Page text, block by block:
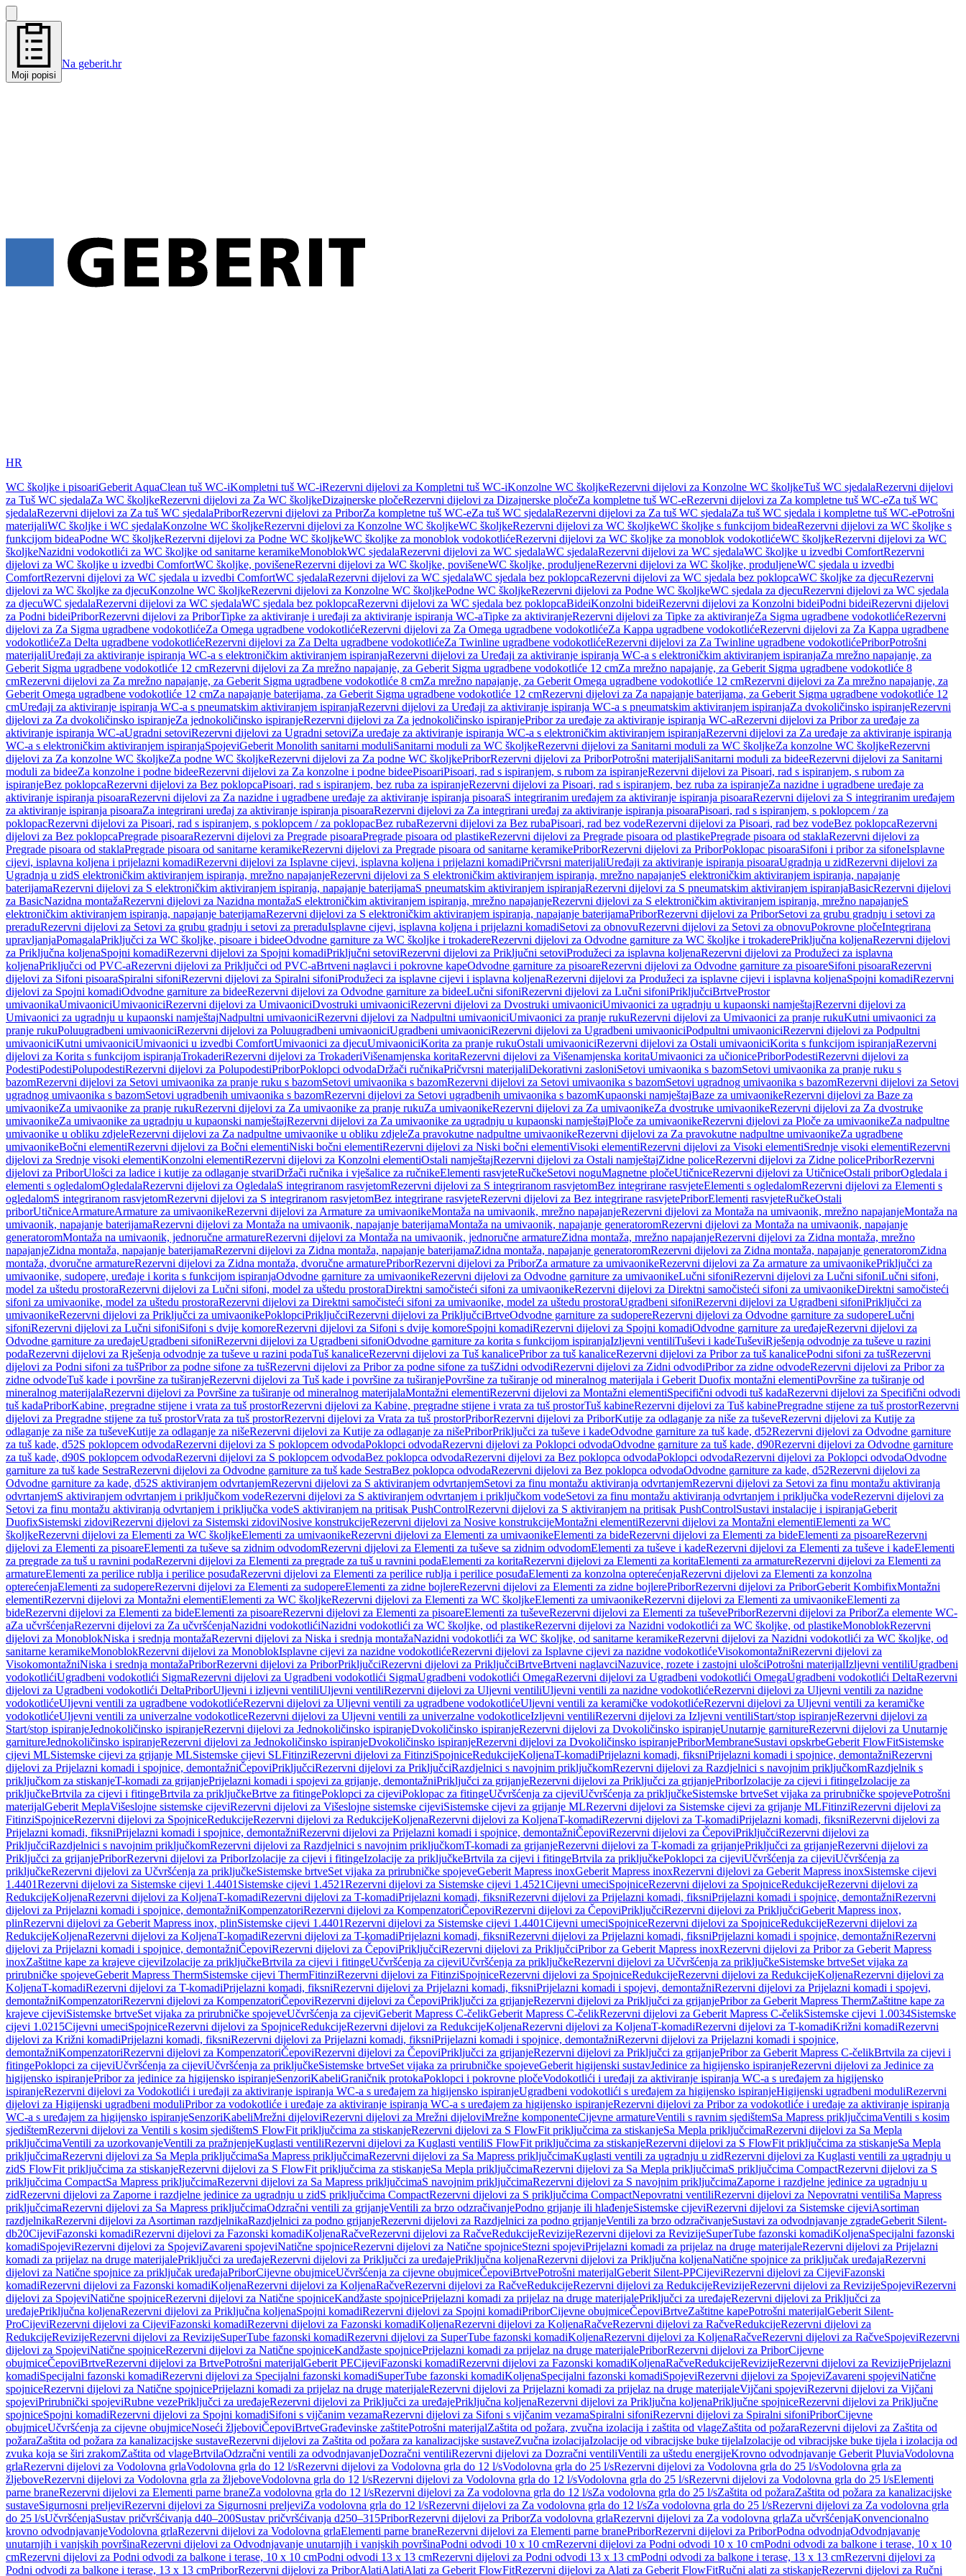
Moji popisi
Na geberit.hr
HR
WC školjke i pisoariGeberit AquaClean tuš WC-iKompletni tuš WC-iRezervni dijelovi za Kompletni tuš WC-iKonzolne WC školjkeRezervni dijelovi za Konzolne WC školjkeTuš WC sjedalaRezervni dijelovi
za Tuš WC sjedalaZa WC školjkeRezervni dijelovi za Za WC školjkeDizajnerske pločeRezervni dijelovi za Dizajnerske pločeZa kompletne tuš WC-eRezervni dijelovi za Za kompletne tuš WC-eZa tuš WC
sjedalaRezervni dijelovi za Za tuš WC sjedalaPriborRezervni dijelovi za PriborZa kompletne tuš WC-eZa tuš WC sjedalaRezervni dijelovi za Za tuš WC sjedalaZa tuš WC sjedala i kompletne tuš WC-ePotrošni
materijaliWC školjke i WC sjedalaKonzolne WC školjkeRezervni dijelovi za Konzolne WC školjkeWC školjkeRezervni dijelovi za WC školjkeWC školjke s funkcijom bideaRezervni dijelovi za WC školjke s
funkcijom bideaPodne WC školjkeRezervni dijelovi za Podne WC školjkeWC školjke za monoblok vodokotlićeRezervni dijelovi za WC školjke za monoblok vodokotlićeWC školjkeRezervni dijelovi za WC
školjkeNazidni vodokotlići za WC školjke od sanitarne keramikeMonoblokWC sjedalaRezervni dijelovi za WC sjedalaWC sjedalaRezervni dijelovi za WC sjedalaWC školjke u izvedbi ComfortRezervni
dijelovi za WC školjke u izvedbi ComfortWC školjke, povišeneRezervni dijelovi za WC školjke, povišeneWC školjke, produljeneRezervni dijelovi za WC školjke, produljeneWC sjedala u izvedbi
ComfortRezervni dijelovi za WC sjedala u izvedbi ComfortWC sjedalaRezervni dijelovi za WC sjedalaWC sjedala bez poklopcaRezervni dijelovi za WC sjedala bez poklopcaWC školjke za djecuRezervni
dijelovi za WC školjke za djecuKonzolne WC školjkeRezervni dijelovi za Konzolne WC školjkePodne WC školjkeRezervni dijelovi za Podne WC školjkeWC sjedala za djecuRezervni dijelovi za WC sjedala
za djecuWC sjedalaRezervni dijelovi za WC sjedalaWC sjedala bez poklopcaRezervni dijelovi za WC sjedala bez poklopcaBideiKonzolni bideiRezervni dijelovi za Konzolni bideiPodni bideiRezervni dijelovi
za Podni bideiPriborRezervni dijelovi za PriborTipke za aktiviranje i uređaji za aktiviranje ispiranja WC-aTipke za aktiviranjeRezervni dijelovi za Tipke za aktiviranjeZa Sigma ugradbene vodokotlićeRezervni
dijelovi za Za Sigma ugradbene vodokotlićeZa Omega ugradbene vodokotlićeRezervni dijelovi za Za Omega ugradbene vodokotlićeZa Kappa ugradbene vodokotlićeRezervni dijelovi za Za Kappa ugradbene
vodokotlićeZa Delta ugradbene vodokotlićeRezervni dijelovi za Za Delta ugradbene vodokotlićeZa Twinline ugradbene vodokotlićeRezervni dijelovi za Za Twinline ugradbene vodokotlićePriborPotrošni
materijaliUređaji za aktiviranje ispiranja WC-a s elektroničkim aktiviranjem ispiranjaRezervni dijelovi za Uređaji za aktiviranje ispiranja WC-a s elektroničkim aktiviranjem ispiranjaZa mrežno napajanje, za
Geberit Sigma ugradbene vodokotliće 12 cmRezervni dijelovi za Za mrežno napajanje, za Geberit Sigma ugradbene vodokotliće 12 cmZa mrežno napajanje, za Geberit Sigma ugradbene vodokotliće 8
cmRezervni dijelovi za Za mrežno napajanje, za Geberit Sigma ugradbene vodokotliće 8 cmZa mrežno napajanje, za Geberit Omega ugradbene vodokotliće 12 cmRezervni dijelovi za Za mrežno napajanje, za
Geberit Omega ugradbene vodokotliće 12 cmZa napajanje baterijama, za Geberit Sigma ugradbene vodokotliće 12 cmRezervni dijelovi za Za napajanje baterijama, za Geberit Sigma ugradbene vodokotliće 12
cmUređaji za aktiviranje ispiranja WC-a s pneumatskim aktiviranjem ispiranjaRezervni dijelovi za Uređaji za aktiviranje ispiranja WC-a s pneumatskim aktiviranjem ispiranjaZa dvokoličinsko ispiranjeRezervni
dijelovi za Za dvokoličinsko ispiranjeZa jednokoličinsko ispiranjeRezervni dijelovi za Za jednokoličinsko ispiranjePribor za uređaje za aktiviranje ispiranja WC-aRezervni dijelovi za Pribor za uređaje za
aktiviranje ispiranja WC-aUgradni setoviRezervni dijelovi za Ugradni setoviZa uređaje za aktiviranje ispiranja WC-a s elektroničkim aktiviranjem ispiranjaRezervni dijelovi za Za uređaje za aktiviranje ispiranja
WC-a s elektroničkim aktiviranjem ispiranjaSpojeviGeberit Monolith sanitarni moduliSanitarni moduli za WC školjkeRezervni dijelovi za Sanitarni moduli za WC školjkeZa konzolne WC školjkeRezervni
dijelovi za Za konzolne WC školjkeZa podne WC školjkeRezervni dijelovi za Za podne WC školjkePriborRezervni dijelovi za PriborPotrošni materijaliSanitarni moduli za bideeRezervni dijelovi za Sanitarni
moduli za bideeZa konzolne i podne bideeRezervni dijelovi za Za konzolne i podne bideePisoariPisoari, rad s ispiranjem, s rubom za ispiranjeRezervni dijelovi za Pisoari, rad s ispiranjem, s rubom za
ispiranjeBez poklopcaRezervni dijelovi za Bez poklopcaPisoari, rad s ispiranjem, bez ruba za ispiranjeRezervni dijelovi za Pisoari, rad s ispiranjem, bez ruba za ispiranjeZa nazidne i ugradbene uređaje za
aktiviranje ispiranja pisoaraRezervni dijelovi za Za nazidne i ugradbene uređaje za aktiviranje ispiranja pisoaraS integriranim uređajem za aktiviranje ispiranja pisoaraRezervni dijelovi za S integriranim uređajem
za aktiviranje ispiranja pisoaraZa integrirani uređaj za aktiviranje ispiranja pisoaraRezervni dijelovi za Za integrirani uređaj za aktiviranje ispiranja pisoaraPisoari, rad s ispiranjem, s poklopcem / za
poklopacRezervni dijelovi za Pisoari, rad s ispiranjem, s poklopcem / za poklopacBez rubaRezervni dijelovi za Bez rubaPisoari, rad bez vodeRezervni dijelovi za Pisoari, rad bez vodeBez poklopcaRezervni
dijelovi za Bez poklopcaPregrade pisoaraRezervni dijelovi za Pregrade pisoaraPregrade pisoara od plastikeRezervni dijelovi za Pregrade pisoara od plastikePregrade pisoara od staklaRezervni dijelovi za
Pregrade pisoara od staklaPregrade pisoara od sanitarne keramikeRezervni dijelovi za Pregrade pisoara od sanitarne keramikePriborRezervni dijelovi za PriborPoklopac pisoaraSifoni i pribor za sifoneIsplavne
cijevi, isplavna koljena i prijelazni komadiRezervni dijelovi za Isplavne cijevi, isplavna koljena i prijelazni komadiPričvrsni materijaliUređaji za aktiviranje ispiranja pisoaraUgradnja u zidRezervni dijelovi za
Ugradnja u zidS elektroničkim aktiviranjem ispiranja, mrežno napajanjeRezervni dijelovi za S elektroničkim aktiviranjem ispiranja, mrežno napajanjeS elektroničkim aktiviranjem ispiranja, napajanje
baterijamaRezervni dijelovi za S elektroničkim aktiviranjem ispiranja, napajanje baterijamaS pneumatskim aktiviranjem ispiranjaRezervni dijelovi za S pneumatskim aktiviranjem ispiranjaBasicRezervni dijelovi
za BasicNazidna montažaRezervni dijelovi za Nazidna montažaS elektroničkim aktiviranjem ispiranja, mrežno napajanjeRezervni dijelovi za S elektroničkim aktiviranjem ispiranja, mrežno napajanjeS
elektroničkim aktiviranjem ispiranja, napajanje baterijamaRezervni dijelovi za S elektroničkim aktiviranjem ispiranja, napajanje baterijamaPriborRezervni dijelovi za PriborSetovi za grubu gradnju i setovi za
preraduRezervni dijelovi za Setovi za grubu gradnju i setovi za preraduIsplavne cijevi, isplavna koljena i prijelazni komadiSetovi za obnovuRezervni dijelovi za Setovi za obnovuPokrovne pločeIntegrirana
upravljanjaPomagalaPriključci za WC školjke, pisoare i bideeOdvodne garniture za WC školjke i trokadereRezervni dijelovi za Odvodne garniture za WC školjke i trokaderePriključna koljenaRezervni dijelovi
za Priključna koljenaSpojni komadiRezervni dijelovi za Spojni komadiPriključni setoviRezervni dijelovi za Priključni setoviProdužeci za isplavna koljenaRezervni dijelovi za Produžeci za isplavna
koljenaPriključci od PVC-aRezervni dijelovi za Priključci od PVC-aBrtveni naglavci i pokrovne kapeOdvodne garniture za pisoareRezervni dijelovi za Odvodne garniture za pisoareSifoni pisoaraRezervni
dijelovi za Sifoni pisoaraSpiralni sifoniRezervni dijelovi za Spiralni sifoniProdužeci za isplavne cijevi i isplavna koljenaRezervni dijelovi za Produžeci za isplavne cijevi i isplavna koljenaSpojni komadiRezervni
dijelovi za Spojni komadiOdvodne garniture za bideeRezervni dijelovi za Odvodne garniture za bideeLučni sifoniRezervni dijelovi za Lučni sifoniPriključciBrtveProstor
umivaonikaUmivaoniciUmivaoniciRezervni dijelovi za UmivaoniciDvostruki umivaoniciRezervni dijelovi za Dvostruki umivaoniciUmivaonici za ugradnju u kupaonski namještajRezervni dijelovi za
Umivaonici za ugradnju u kupaonski namještajNadpultni umivaoniciRezervni dijelovi za Nadpultni umivaoniciUmivaonici za pranje rukuRezervni dijelovi za Umivaonici za pranje rukuKutni umivaonici za
pranje rukuPoluugradbeni umivaoniciRezervni dijelovi za Poluugradbeni umivaoniciUgradbeni umivaoniciRezervni dijelovi za Ugradbeni umivaoniciPodpultni umivaoniciRezervni dijelovi za Podpultni
umivaoniciKutni umivaoniciUmivaonici u izvedbi ComfortUmivaonici za djecuUmivaoniciKorita za pranje rukuOstali umivaoniciRezervni dijelovi za Ostali umivaoniciKorita s funkcijom ispiranjaRezervni
dijelovi za Korita s funkcijom ispiranjaTrokaderiRezervni dijelovi za TrokaderiVišenamjenska koritaRezervni dijelovi za Višenamjenska koritaUmivaonici za učionicePriborPodestiRezervni dijelovi za
PodestiPodestiPolupodestiRezervni dijelovi za PolupodestiPriborPoklopci odvodaDržači ručnikaPričvrsni materijaliDekorativni zasloniSetovi umivaonika s bazomSetovi umivaonika za pranje ruku s
bazomRezervni dijelovi za Setovi umivaonika za pranje ruku s bazomSetovi umivaonika s bazomRezervni dijelovi za Setovi umivaonika s bazomSetovi ugradnog umivaonika s bazomRezervni dijelovi za Setovi
ugradnog umivaonika s bazomSetovi ugradbenih umivaonika s bazomRezervni dijelovi za Setovi ugradbenih umivaonika s bazomKupaonski namještajBaze za umivaonikeRezervni dijelovi za Baze za
umivaonikeZa umivaonike za pranje rukuRezervni dijelovi za Za umivaonike za pranje rukuZa umivaonikeRezervni dijelovi za Za umivaonikeZa dvostruke umivaonikeRezervni dijelovi za Za dvostruke
umivaonikeZa umivaonike za ugradnju u kupaonski namještajRezervni dijelovi za Za umivaonike za ugradnju u kupaonski namještajPloče za umivaonikeRezervni dijelovi za Ploče za umivaonikeZa nadpultne
umivaonike u obliku zdjeleRezervni dijelovi za Za nadpultne umivaonike u obliku zdjeleZa pravokutne nadpultne umivaonikeRezervni dijelovi za Za pravokutne nadpultne umivaonikeZa ugradbene
umivaonikeBočni elementiRezervni dijelovi za Bočni elementiNiski bočni elementiRezervni dijelovi za Niski bočni elementiVisoki elementiRezervni dijelovi za Visoki elementiSrednje visoki elementiRezervni
dijelovi za Srednje visoki elementiKonzolni elementiRezervni dijelovi za Konzolni elementiOstali namještajRezervni dijelovi za Ostali namještajZidne policeRezervni dijelovi za Zidne policePriborRezervni
dijelovi za PriborUlošci za ladice i kutije za odlaganje stvariDržači ručnika i vješalice za ručnikeElementi rasvjeteRučkeSetovi noguMagnetne pločeUtičniceRezervni dijelovi za UtičniceOstali priborOgledala i
elementi s ogledalomOgledalaRezervni dijelovi za OgledalaS integriranom rasvjetomRezervni dijelovi za S integriranom rasvjetomBez integrirane rasvjeteElementi s ogledalomRezervni dijelovi za Elementi s
ogledalomS integriranom rasvjetomRezervni dijelovi za S integriranom rasvjetomBez integrirane rasvjeteRezervni dijelovi za Bez integrirane rasvjetePriborElementi rasvjeteRučkeOstali
priborUtičniceArmatureArmature za umivaonikeRezervni dijelovi za Armature za umivaonikeMontaža na umivaonik, mrežno napajanjeRezervni dijelovi za Montaža na umivaonik, mrežno napajanjeMontaža na
umivaonik, napajanje baterijamaRezervni dijelovi za Montaža na umivaonik, napajanje baterijamaMontaža na umivaonik, napajanje generatoromRezervni dijelovi za Montaža na umivaonik, napajanje
generatoromMontaža na umivaonik, jednoručne armatureRezervni dijelovi za Montaža na umivaonik, jednoručne armatureZidna montaža, mrežno napajanjeRezervni dijelovi za Zidna montaža, mrežno
napajanjeZidna montaža, napajanje baterijamaRezervni dijelovi za Zidna montaža, napajanje baterijamaZidna montaža, napajanje generatoromRezervni dijelovi za Zidna montaža, napajanje generatoromZidna
montaža, dvoručne armatureRezervni dijelovi za Zidna montaža, dvoručne armaturePriborRezervni dijelovi za PriborZa armature za umivaonikeRezervni dijelovi za Za armature za umivaonikePriključci za
umivaonike, sudopere, uređaje i korita s funkcijom ispiranjaOdvodne garniture za umivaonikeRezervni dijelovi za Odvodne garniture za umivaonikeLučni sifoniRezervni dijelovi za Lučni sifoniLučni sifoni,
model za uštedu prostoraRezervni dijelovi za Lučni sifoni, model za uštedu prostoraDirektni samočisteći sifoni za umivaonikeRezervni dijelovi za Direktni samočisteći sifoni za umivaonikeDirektni samočisteći
sifoni za umivaonike, model za uštedu prostoraRezervni dijelovi za Direktni samočisteći sifoni za umivaonike, model za uštedu prostoraUgradbeni sifoniRezervni dijelovi za Ugradbeni sifoniPriključci za
umivaonikeRezervni dijelovi za Priključci za umivaonikePoklopciPriključciRezervni dijelovi za PriključciBrtveOdvodne garniture za sudopereRezervni dijelovi za Odvodne garniture za sudopereLučni
sifoniRezervni dijelovi za Lučni sifoniSifoni s dvije komoreRezervni dijelovi za Sifoni s dvije komoreSpojni komadiRezervni dijelovi za Spojni komadiOdvodne garniture za uređajeRezervni dijelovi za
Odvodne garniture za uređajeUgradbeni sifoniRezervni dijelovi za Ugradbeni sifoniOdvodne garniture za korita s funkcijom ispiranjaIzljevni ventiliTuševi i kadeTuševiRješenja odvodnje za tuševe u razini
podaRezervni dijelovi za Rješenja odvodnje za tuševe u razini podaTuš kanaliceRezervni dijelovi za Tuš kanalicePribor za tuš kanaliceRezervni dijelovi za Pribor za tuš kanalicePodni sifoni za tušRezervni
dijelovi za Podni sifoni za tušPribor za podne sifone za tušRezervni dijelovi za Pribor za podne sifone za tušZidni odvodiRezervni dijelovi za Zidni odvodiPribor za zidne odvodeRezervni dijelovi za Pribor za
zidne odvodeTuš kade i površine za tuširanjeRezervni dijelovi za Tuš kade i površine za tuširanjePovršine za tuširanje od mineralnog materijala i Geberit Duofix montažni elementiPovršine za tuširanje od
mineralnog materijalaRezervni dijelovi za Površine za tuširanje od mineralnog materijalaMontažni elementiRezervni dijelovi za Montažni elementiSpecifični odvodi tuš kadaRezervni dijelovi za Specifični odvodi
tuš kadaPriborKabine, pregradne stijene i vrata za tuš prostorRezervni dijelovi za Kabine, pregradne stijene i vrata za tuš prostorTuš kabineRezervni dijelovi za Tuš kabinePregradne stijene za tuš prostorRezervni
dijelovi za Pregradne stijene za tuš prostorVrata za tuš prostorRezervni dijelovi za Vrata za tuš prostorPriborRezervni dijelovi za PriborKutije za odlaganje za niše za tuševeRezervni dijelovi za Kutije za
odlaganje za niše za tuševeKutije za odlaganje za nišeRezervni dijelovi za Kutije za odlaganje za nišePriborPriključci za tuševe i kadeOdvodne garniture za tuš kade, d52Rezervni dijelovi za Odvodne garniture
za tuš kade, d52S poklopcem odvodaRezervni dijelovi za S poklopcem odvodaPoklopci odvodaRezervni dijelovi za Poklopci odvodaOdvodne garniture za tuš kade, d90Rezervni dijelovi za Odvodne garniture
za tuš kade, d90S poklopcem odvodaRezervni dijelovi za S poklopcem odvodaBez poklopca odvodaRezervni dijelovi za Bez poklopca odvodaPoklopci odvodaRezervni dijelovi za Poklopci odvodaOdvodne
garniture za tuš kade SestraRezervni dijelovi za Odvodne garniture za tuš kade SestraBez poklopca odvodaRezervni dijelovi za Bez poklopca odvodaOdvodne garniture za kade, d52Rezervni dijelovi za
Odvodne garniture za kade, d52S aktiviranjem odvrtanjemRezervni dijelovi za S aktiviranjem odvrtanjemSetovi za finu montažu aktiviranja odvrtanjemRezervni dijelovi za Setovi za finu montažu aktiviranja
odvrtanjemS aktiviranjem odvrtanjem i priključkom vodeRezervni dijelovi za S aktiviranjem odvrtanjem i priključkom vodeSetovi za finu montažu aktiviranja odvrtanjem i priključka vodeRezervni dijelovi za
Setovi za finu montažu aktiviranja odvrtanjem i priključka vodeS aktiviranjem na pritisak PushControlRezervni dijelovi za S aktiviranjem na pritisak PushControlSustavi instalacije i ispiranjaGeberit
DuofixSistemski zidoviRezervni dijelovi za Sistemski zidoviNosive konstrukcijeRezervni dijelovi za Nosive konstrukcijeMontažni elementiRezervni dijelovi za Montažni elementiElementi za WC
školjkeRezervni dijelovi za Elementi za WC školjkeElementi za umivaonikeRezervni dijelovi za Elementi za umivaonikeElementi za bideRezervni dijelovi za Elementi za bideElementi za pisoareRezervni
dijelovi za Elementi za pisoareElementi za tuševe sa zidnim odvodomRezervni dijelovi za Elementi za tuševe sa zidnim odvodomElementi za tuševe i kadeRezervni dijelovi za Elementi za tuševe i kadeElementi
za pregrade za tuš u ravnini podaRezervni dijelovi za Elementi za pregrade za tuš u ravnini podaElementi za koritaRezervni dijelovi za Elementi za koritaElementi za armatureRezervni dijelovi za Elementi za
armatureElementi za perilice rublja i perilice posuđaRezervni dijelovi za Elementi za perilice rublja i perilice posuđaElementi za konzolna opterećenjaRezervni dijelovi za Elementi za konzolna
opterećenjaElementi za sudopereRezervni dijelovi za Elementi za sudopereElementi za zidne bojlereRezervni dijelovi za Elementi za zidne bojlerePriborRezervni dijelovi za PriborGeberit KombifixMontažni
elementiRezervni dijelovi za Montažni elementiElementi za WC školjkeRezervni dijelovi za Elementi za WC školjkeElementi za umivaonikeRezervni dijelovi za Elementi za umivaonikeElementi za
bideRezervni dijelovi za Elementi za bideElementi za pisoareRezervni dijelovi za Elementi za pisoareElementi za tuševeRezervni dijelovi za Elementi za tuševePriborRezervni dijelovi za PriborZa elemente WC-
aZa učvršćenjaRezervni dijelovi za Za učvršćenjaNazidni vodokotlićiNazidni vodokotlići za WC školjke, od plastikeRezervni dijelovi za Nazidni vodokotlići za WC školjke, od plastikeMonoblokRezervni
dijelovi za MonoblokNiska i srednja montažaRezervni dijelovi za Niska i srednja montažaNazidni vodokotlići za WC školjke, od sanitarne keramikeRezervni dijelovi za Nazidni vodokotlići za WC školjke, od
sanitarne keramikeMonoblokRezervni dijelovi za MonoblokIsplavne cijevi za nazidne vodokotlićeRezervni dijelovi za Isplavne cijevi za nazidne vodokotlićeVisokomontažniRezervni dijelovi za
VisokomontažniNiska i srednja montažaPriborRezervni dijelovi za PriborPriključciRezervni dijelovi za PriključciBrtveBrtveni naglavciNazuvice, rozete i zastojni ulošciPotrošni materijalIzljevni ventiliUgradbeni
vodokotlićiUgradbeni vodokotlići SigmaRezervni dijelovi za Ugradbeni vodokotlići SigmaUgradbeni vodokotlići OmegaRezervni dijelovi za Ugradbeni vodokotlići OmegaUgradbeni vodokotlići DeltaRezervni
dijelovi za Ugradbeni vodokotlići DeltaPriborUljevni i izljevni ventiliUljevni ventiliRezervni dijelovi za Uljevni ventiliUljevni ventili za nazidne vodokotlićeRezervni dijelovi za Uljevni ventili za nazidne
vodokotlićeUljevni ventili za ugradbene vodokotlićeRezervni dijelovi za Uljevni ventili za ugradbene vodokotlićeUljevni ventili za keramičke vodokotlićeRezervni dijelovi za Uljevni ventili za keramičke
vodokotlićeUljevni ventili za univerzalne vodokotliceRezervni dijelovi za Uljevni ventili za univerzalne vodokotliceIzljevni ventiliRezervni dijelovi za Izljevni ventiliStart/stop ispiranjeRezervni dijelovi za
Start/stop ispiranjeJednokoličinsko ispiranjeRezervni dijelovi za Jednokoličinsko ispiranjeDvokoličinsko ispiranjeRezervni dijelovi za Dvokoličinsko ispiranjeUnutarnje garnitureRezervni dijelovi za Unutarnje
garnitureJednokoličinsko ispiranjeRezervni dijelovi za Jednokoličinsko ispiranjeDvokoličinsko ispiranjeRezervni dijelovi za Dvokoličinsko ispiranjePriborMembraneSustavi opskrbeGeberit FlowFitSistemske
cijevi MLSistemske cijevi za grijanje MLSistemske cijevi SLFitinziRezervni dijelovi za FitinziSpojniceRedukcijeKoljenaT-komadiPrijelazni komadi, fiksniPrijelazni komadi i spojnice, demontažniRezervni
dijelovi za Prijelazni komadi i spojnice, demontažniČepoviPriključciRezervni dijelovi za PriključciRazdjelnici s navojnim priključkomRezervni dijelovi za Razdjelnici s navojnim priključkomRazdjelnik s
priključkom za stiskanjeT-komadi za grijanjePrijelazni komadi i spojevi za grijanje, demontažniPriključci za grijanjeRezervni dijelovi za Priključci za grijanjePriborIzolacije za cijevi i fitingeIzolacije za
priključkeBrtvila za cijevi i fitingeBrtvila za priključkeBrtve za fitingePoklopci za cijeviPoklopac za fitingeUčvršćenja za cijeviUčvršćenja za priključkeSistemske brtveSet vijaka za prirubničke spojevePotrošni
materijalGeberit MeplaVišeslojne sistemske cijeviRezervni dijelovi za Višeslojne sistemske cijeviSistemske cijevi za grijanje MLRezervni dijelovi za Sistemske cijevi za grijanje MLFitinziRezervni dijelovi za
FitinziSpojniceRezervni dijelovi za SpojniceRedukcijeRezervni dijelovi za RedukcijeKoljenaRezervni dijelovi za KoljenaT-komadiRezervni dijelovi za T-komadiPrijelazni komadi, fiksniRezervni dijelovi za
Prijelazni komadi, fiksniPrijelazni komadi i spojnice, demontažniRezervni dijelovi za Prijelazni komadi i spojnice, demontažniČepoviRezervni dijelovi za ČepoviPriključciRezervni dijelovi za
PriključciRazdjelnici s navojnim priključkomRezervni dijelovi za Razdjelnici s navojnim priključkomT-komadi za grijanjeRezervni dijelovi za T-komadi za grijanjePriključci za grijanjeRezervni dijelovi za
Priključci za grijanjePriborRezervni dijelovi za PriborIzolacije za cijevi i fitingeIzolacije za priključkeBrtvila za cijevi i fitingeBrtvila za priključkePoklopci za cijeviUčvršćenja za cijeviUčvršćenja za
priključkeRezervni dijelovi za Učvršćenja za priključkeSistemske brtveSet vijaka za prirubničke spojeveGeberit Mapress inoxGeberit Mapress inoxRezervni dijelovi za Geberit Mapress inoxSistemske cijevi
1.4401Rezervni dijelovi za Sistemske cijevi 1.4401 Sistemske cijevi 1.4521Rezervni dijelovi za Sistemske cijevi 1.4521Cijevni umeciSpojniceRezervni dijelovi za SpojniceRedukcijeRezervni dijelovi za
RedukcijeKoljenaRezervni dijelovi za KoljenaT-komadiRezervni dijelovi za T-komadiPrijelazni komadi, fiksniRezervni dijelovi za Prijelazni komadi, fiksniPrijelazni komadi i spojnice, demontažniRezervni
dijelovi za Prijelazni komadi i spojnice, demontažniKompenzatoriRezervni dijelovi za KompenzatoriČepoviRezervni dijelovi za ČepoviPriključciRezervni dijelovi za PriključciGeberit Mapress inox,
plinRezervni dijelovi za Geberit Mapress inox, plinSistemske cijevi 1.4401Rezervni dijelovi za Sistemske cijevi 1.4401Cijevni umeciSpojniceRezervni dijelovi za SpojniceRedukcijeRezervni dijelovi za
RedukcijeKoljenaRezervni dijelovi za KoljenaT-komadiRezervni dijelovi za T-komadiPrijelazni komadi, fiksniRezervni dijelovi za Prijelazni komadi, fiksniPrijelazni komadi i spojnice, demontažniRezervni
dijelovi za Prijelazni komadi i spojnice, demontažniČepoviRezervni dijelovi za ČepoviPriključciRezervni dijelovi za PriključciPribor za Geberit Mapress inoxRezervni dijelovi za Pribor za Geberit Mapress
inoxZaštitne kape za krajeve cijeviIzolacije za priključkeBrtvila za cijevi i fitingeUčvršćenja za cijeviUčvršćenja za priključkeRezervni dijelovi za Učvršćenja za priključkeSistemske brtveSet vijaka za
prirubničke spojeveGeberit Mapress ThermSistemske cijevi ThermFitinziRezervni dijelovi za FitinziSpojniceRezervni dijelovi za SpojniceRedukcijeRezervni dijelovi za RedukcijeKoljenaRezervni dijelovi za
KoljenaT-komadiRezervni dijelovi za T-komadiPrijelazni komadi, fiksniRezervni dijelovi za Prijelazni komadi, fiksniPrijelazni komadi i spojevi, demontažniRezervni dijelovi za Prijelazni komadi i spojevi,
demontažniKompenzatoriRezervni dijelovi za KompenzatoriČepoviRezervni dijelovi za ČepoviPriključci za grijanjeRezervni dijelovi za Priključci za grijanjePribor za Geberit Mapress ThermZaštitne kape za
krajeve cijeviSistemske brtveSet vijaka za prirubničke spojeveUčvršćenja za cijeviGeberit Mapress C-čelikGeberit Mapress C-čelikRezervni dijelovi za Geberit Mapress C-čelikSistemske cijevi 1.0034Sistemske
cijevi 1.0215Cijevni umeciSpojniceRezervni dijelovi za SpojniceRedukcijeRezervni dijelovi za RedukcijeKoljenaRezervni dijelovi za KoljenaT-komadiRezervni dijelovi za T-komadiKrižni komadiRezervni
dijelovi za Križni komadiPrijelazni komadi, fiksniRezervni dijelovi za Prijelazni komadi, fiksniPrijelazni komadi i spojnice, demontažniRezervni dijelovi za Prijelazni komadi i spojnice,
demontažniKompenzatoriRezervni dijelovi za KompenzatoriČepoviRezervni dijelovi za ČepoviPriključci za grijanjeRezervni dijelovi za Priključci za grijanjePribor za Geberit Mapress C-čelikBrtvila za cijevi i
fitingePoklopci za cijeviUčvršćenja za cijeviUčvršćenja za priključkeSistemske brtveSet vijaka za prirubničke spojeveGeberit higijenski sustavJedinice za higijensko ispiranjeRezervni dijelovi za Jedinice za
higijensko ispiranjePribor za jedinice za higijensko ispiranjeSenzoriKabeliGraničnik protokaPoklopci i pokrovne pločeVodokotlići i uređaji za aktiviranje ispiranja WC-a s uređajem za higijensko
ispiranjeRezervni dijelovi za Vodokotlići i uređaji za aktiviranje ispiranja WC-a s uređajem za higijensko ispiranjeUgradbeni vodokotlići s uređajem za higijensko ispiranjeHigijenski ugradbeni moduliRezervni
dijelovi za Higijenski ugradbeni moduliPribor za vodokotliće i uređaje za aktiviranje ispiranja WC-a s uređajem za higijensko ispiranjeRezervni dijelovi za Pribor za vodokotliće i uređaje za aktiviranje ispiranja
WC-a s uređajem za higijensko ispiranjeSenzoriKabeliMrežni dijeloviRezervni dijelovi za Mrežni dijeloviMrežne komponenteCijevne armatureVentili s ravnim sjedištemSa Mapress priključcimaVentili s kosim
sjedištemRezervni dijelovi za Ventili s kosim sjedištemS FlowFit priključcima za stiskanjeRezervni dijelovi za S FlowFit priključcima za stiskanjeSa Mepla priključcimaRezervni dijelovi za Sa Mepla
priključcimaVentili za uzorkovanjeVentili za pražnjenjeKuglasti ventiliRezervni dijelovi za Kuglasti ventiliS FlowFit priključcima za stiskanjeRezervni dijelovi za S FlowFit priključcima za stiskanjeSa Mepla
priključcimaRezervni dijelovi za Sa Mepla priključcimaSa Mapress priključcimaRezervni dijelovi za Sa Mapress priključcimaKuglasti ventili za ugradnju u zidRezervni dijelovi za Kuglasti ventili za ugradnju u
zidS FlowFit priključcima za stiskanjeRezervni dijelovi za S FlowFit priključcima za stiskanjeSa Mepla priključcimaRezervni dijelovi za Sa Mepla priključcimaS priključcima CompactRezervni dijelovi za S
priključcima CompactSa Mapress priključcimaRezervni dijelovi za Sa Mapress priključcimaS navojnim priključcimaRezervni dijelovi za S navojnim priključcimaZaporne i razdjelne jedinice za ugradnju u
zidRezervni dijelovi za Zaporne i razdjelne jedinice za ugradnju u zidS priključcima CompactRezervni dijelovi za S priključcima CompactNepovratni ventiliRezervni dijelovi za Nepovratni ventiliSa Mapress
priključcimaRezervni dijelovi za Sa Mapress priključcimaOdzračni ventili za grijanjeVentili za brzo odzračivanjePodno grijanje ili hlađenjeSistemske cijeviRezervni dijelovi za Sistemske cijeviAsortiman
razdjelnikaRezervni dijelovi za Asortiman razdjelnikaRazdjelnici za podno grijanjeRezervni dijelovi za Razdjelnici za podno grijanjeVentili za brzo odzračivanjeSustavi za odvodnjavanje zgradeGeberit Silent-
db20CijeviFazonski komadiRezervni dijelovi za Fazonski komadiKoljenaRačveRezervni dijelovi za RačveRedukcijeRevizijeRezervni dijelovi za RevizijeSuperTube fazonski komadiKoljenaSpecijalni fazonski
komadiSpojeviRezervni dijelovi za SpojeviZavareni spojeviNatične spojniceRezervni dijelovi za Natične spojniceStezni spojeviPrijelazni komadi za prijelaz na druge materijaleRezervni dijelovi za Prijelazni
komadi za prijelaz na druge materijalePriključci za uređajeRezervni dijelovi za Priključci za uređajePriključna koljenaRezervni dijelovi za Priključna koljenaNatične spojnice za priključak uređajaRezervni
dijelovi za Natične spojnice za priključak uređajaPriborCijevne obujmiceUčvršćenja za cijevne obujmiceČepoviBrtvePotrošni materijalGeberit Silent-PPCijeviRezervni dijelovi za CijeviFazonski
komadiRezervni dijelovi za Fazonski komadiKoljenaRezervni dijelovi za KoljenaRačveRezervni dijelovi za RačveRedukcijeRezervni dijelovi za RedukcijeRevizijeRezervni dijelovi za RevizijeSpojeviRezervni
dijelovi za SpojeviNatične spojniceRezervni dijelovi za Natične spojniceKandžaste spojnicePrijelazni komadi za prijelaz na druge materijalePriključci za uređajeRezervni dijelovi za Priključci za
uređajePriključna koljenaRezervni dijelovi za Priključna koljenaSpojni komadiRezervni dijelovi za Spojni komadiPriborCijevne obujmiceČepoviBrtveZaštitne kapePotrošni materijalGeberit Silent-
ProCijeviRezervni dijelovi za CijeviFazonski komadiRezervni dijelovi za Fazonski komadiKoljenaRezervni dijelovi za KoljenaRačveRezervni dijelovi za RačveRedukcijeRezervni dijelovi za
RedukcijeRevizijeRezervni dijelovi za RevizijeSuperTube fazonski komadiRezervni dijelovi za SuperTube fazonski komadiKoljenaRezervni dijelovi za KoljenaRačveRezervni dijelovi za RačveSpojeviRezervni
dijelovi za SpojeviNatične spojniceRezervni dijelovi za Natične spojniceKandžaste spojnicePrijelazni komadi za prijelaz na druge materijalePriborRezervni dijelovi za PriborCijevne
obujmiceČepoviBrtveRezervni dijelovi za BrtvePotrošni materijalGeberit PECijeviFazonski komadiRezervni dijelovi za Fazonski komadiKoljenaRačveRedukcijeRevizijeRezervni dijelovi za RevizijePrijelazni
komadiSpecijalni fazonski komadiRezervni dijelovi za Specijalni fazonski komadiSuperTube fazonski komadiKoljenaSpecijalni fazonski komadiSpojeviRezervni dijelovi za SpojeviZavareni spojeviNatične
spojniceRezervni dijelovi za Natične spojnicePrijelazni komadi za prijelaz na druge materijaleRezervni dijelovi za Prijelazni komadi za prijelaz na druge materijaleVijčani spojeviRezervni dijelovi za Vijčani
spojeviPrirubnički spojeviRubne vezePriključci za uređajeRezervni dijelovi za Priključci za uređajePriključna koljenaRezervni dijelovi za Priključna koljenaPriključne spojniceRezervni dijelovi za Priključne
spojniceSpojni komadiRezervni dijelovi za Spojni komadiSifoni s vijčanim vezamaRezervni dijelovi za Sifoni s vijčanim vezamaSpiralni sifoniRezervni dijelovi za Spiralni sifoniPriborCijevne
obujmiceUčvršćenja za cijevne obujmiceNoseći žljeboviČepoviBrtveGrađevinske zaštitePotrošni materijalZaštita od požara, zvučna izolacija i zaštita od vlageZaštita od požaraRezervni dijelovi za Zaštita od
požaraZaštita od požara za kanalizacijske sustaveRezervni dijelovi za Zaštita od požara za kanalizacijske sustaveZvučna izolacijaIzolacije od vibracijske buke tijelaIzolacije od vibracijske buke tijela i izolacija od
zvuka koja se širi zrakomZaštita od vlageBrtvilaOdzračni ventili za odvodnjavanjeDozračni ventiliRezervni dijelovi za Dozračni ventiliVentili za uštedu energijeKrovno odvodnjavanje Geberit PluviaVodolovna
grlaRezervni dijelovi za Vodolovna grlaVodolovna grla do 12 l/sRezervni dijelovi za Vodolovna grla do 12 l/sVodolovna grla do 25 l/sRezervni dijelovi za Vodolovna grla do 25 l/sVodolovna grla za
žljeboveRezervni dijelovi za Vodolovna grla za žljeboveVodolovna grla do 12 l/sRezervni dijelovi za Vodolovna grla do 12 l/sVodolovna grla do 25 l/sRezervni dijelovi za Vodolovna grla do 25 l/sElementi
parne braneRezervni dijelovi za Elementi parne braneZa vodolovna grla do 12 l/sRezervni dijelovi za Za vodolovna grla do 12 l/sZa vodolovna grla do 25 l/sZaštita od požaraZaštita od požara za kanalizacijske
sustaveSigurnosni preljeviRezervni dijelovi za Sigurnosni preljeviZa vodolovna grla do 12 l/sRezervni dijelovi za Za vodolovna grla do 12 l/sZa vodolovna grla do 25 l/sRezervni dijelovi za Za vodolovna grla
do 25 l/sUčvršćenjaSustav pričvršćivanja d40–200Sustav pričvršćivanja d250–315PriborRezervni dijelovi za PriborZa vodolovna grlaRezervni dijelovi za Za vodolovna grlaZa učvršćenjaKonvencionalno
krovno odvodnjavanjeVodolovna grlaRezervni dijelovi za Vodolovna grlaElementi parne braneRezervni dijelovi za Elementi parne branePriborRezervni dijelovi za PriborPodna odvodnjaOdvodnjavanje
unutarnjih i vanjskih površinaRezervni dijelovi za Odvodnjavanje unutarnjih i vanjskih površinaPodni odvodi 10 x 10 cmRezervni dijelovi za Podni odvodi 10 x 10 cmPodni odvodi za balkone i terase, 10 x 10
cmRezervni dijelovi za Podni odvodi za balkone i terase, 10 x 10 cmPodni odvodi 13 x 13 cmRezervni dijelovi za Podni odvodi 13 x 13 cmPodni odvodi za balkone i terase, 13 x 13 cmRezervni dijelovi za
Podni odvodi za balkone i terase, 13 x 13 cmPriborRezervni dijelovi za PriborAlatiAlatiAlati za Geberit FlowFitRezervni dijelovi za Alati za Geberit FlowFitRučni alati za stiskanjeRezervni dijelovi za Ručni